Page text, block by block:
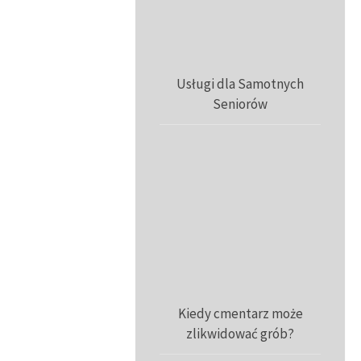
Usługi dla Samotnych
Seniorów
Kiedy cmentarz może
zlikwidować grób?